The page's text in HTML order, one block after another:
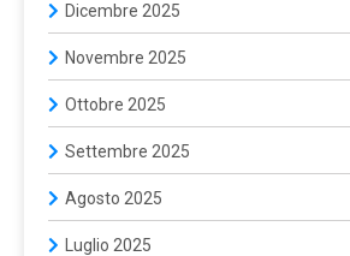
Dicembre 2025
Novembre 2025
Ottobre 2025
Settembre 2025
Agosto 2025
Luglio 2025